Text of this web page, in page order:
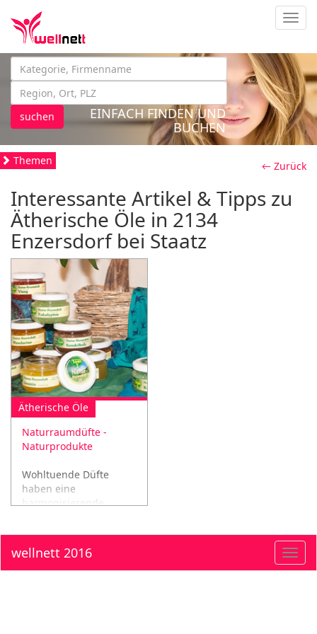
suchen
EINFACH FINDEN UND
BUCHEN
Themen ← Zurück
Interessante Artikel & Tipps zu
Ätherische Öle in 2134
Enzersdorf bei Staatz
Ätherische Öle
Naturraumdüfte -
Naturprodukte
Wohltuende Düfte
haben eine
harmonisierende,
beruhigende Wirkung
auf uns!
wellnett 2016